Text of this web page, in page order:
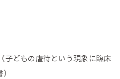
子どもの虐待という現象に臨床